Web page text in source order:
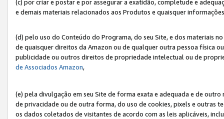
(c) por criar e postar e por assegurar a exatidão, completude e
e demais materiais relacionados aos Produtos e quaisquer
(d) pelo uso do Conteúdo do Programa, do seu Site, e dos materiais
de quaisquer direitos da Amazon ou de qualquer outra pessoa física
publicidade ou outros direitos de propriedade intelectual ou de
de Associados Amazon,
(e) pela divulgação em seu Site de forma exata e adequada e de
de privacidade ou de outra forma, do uso de cookies, pixels e outras
os dados coletados de visitantes de acordo com as leis aplicáveis,